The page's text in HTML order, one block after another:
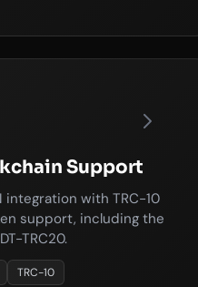
Support
integration with TRC-10
support, including the
TRC20.
TRC-10